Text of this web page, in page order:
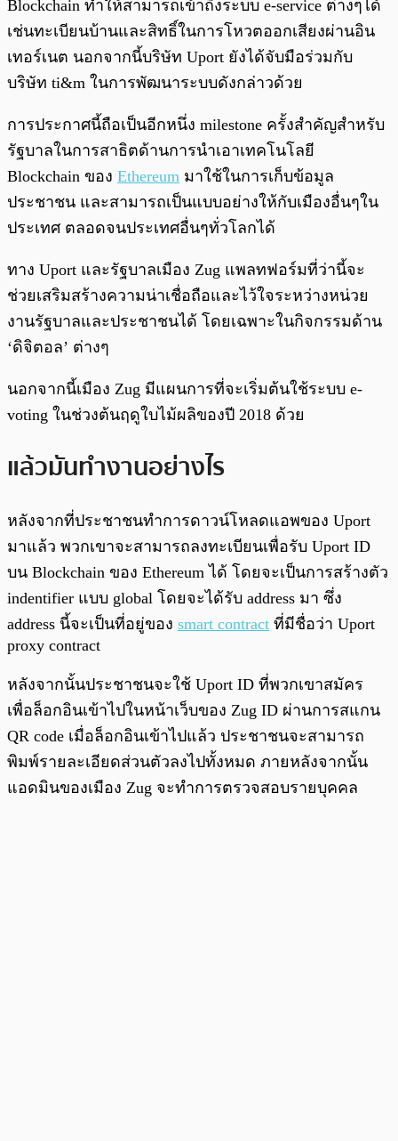
Blockchain ทำให้สามารถเข้าถึงระบบ e-service ต่างๆได้
เช่นทะเบียนบ้านและสิทธิ์ในการโหวตออกเสียงผ่านอิน
เทอร์เนต นอกจากนี้บริษัท Uport ยังได้จับมือร่วมกับ
บริษัท ti&m ในการพัฒนาระบบดังกล่าวด้วย
การประกาศนี้ถือเป็นอีกหนึ่ง milestone ครั้งสำคัญสำหรับ
รัฐบาลในการสาธิตด้านการนำเอาเทคโนโลยี
Blockchain ของ Ethereum มาใช้ในการเก็บข้อมูล
ประชาชน และสามารถเป็นแบบอย่างให้กับเมืองอื่นๆใน
ประเทศ ตลอดจนประเทศอื่นๆทั่วโลกได้
ทาง Uport และรัฐบาลเมือง Zug แพลทฟอร์มที่ว่านี้จะ
ช่วยเสริมสร้างความน่าเชื่อถือและไว้ใจระหว่างหน่วย
งานรัฐบาลและประชาชนได้ โดยเฉพาะในกิจกรรมด้าน
‘ดิจิตอล’ ต่างๆ
นอกจากนี้เมือง Zug มีแผนการที่จะเริ่มต้นใช้ระบบ e-
voting ในช่วงต้นฤดูใบไม้ผลิของปี 2018 ด้วย
แล้วมันทำงานอย่างไร
หลังจากที่ประชาชนทำการดาวน์โหลดแอพของ Uport
มาแล้ว พวกเขาจะสามารถลงทะเบียนเพื่อรับ Uport ID
บน Blockchain ของ Ethereum ได้ โดยจะเป็นการสร้างตัว
indentifier แบบ global โดยจะได้รับ address มา ซึ่ง
address นี้จะเป็นที่อยู่ของ smart contract ที่มีชื่อว่า Uport
proxy contract
หลังจากนั้นประชาชนจะใช้ Uport ID ที่พวกเขาสมัคร
เพื่อล็อกอินเข้าไปในหน้าเว็บของ Zug ID ผ่านการสแกน
QR code เมื่อล็อกอินเข้าไปแล้ว ประชาชนจะสามารถ
พิมพ์รายละเอียดส่วนตัวลงไปทั้งหมด ภายหลังจากนั้น
แอดมินของเมือง Zug จะทำการตรวจสอบรายบุคคล